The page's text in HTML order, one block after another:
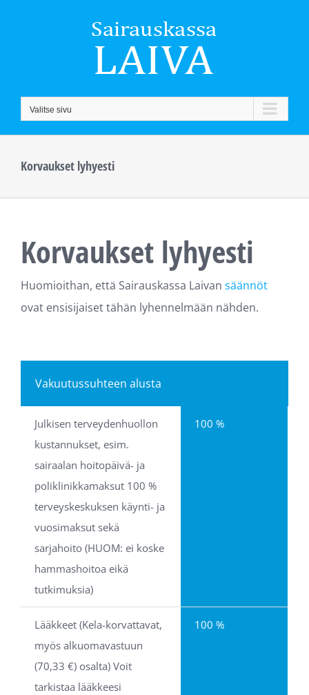
Valitse sivu
Korvaukset lyhyesti
Korvaukset lyhyesti
Huomioithan, että Sairauskassa Laivan säännöt
ovat ensisijaiset tähän lyhennelmään nähden.
Vakuutussuhteen alusta
Julkisen terveydenhuollon
kustannukset, esim.
sairaalan hoitopäivä- ja
poliklinikkamaksut 100 %
terveyskeskuksen käynti- ja
vuosimaksut sekä
sarjahoito (HUOM: ei koske
hammashoitoa eikä
tutkimuksia)
100 %
Lääkkeet (Kela-korvattavat,
myös alkuomavastuun
(70,33 €) osalta) Voit
tarkistaa lääkkeesi
100 %